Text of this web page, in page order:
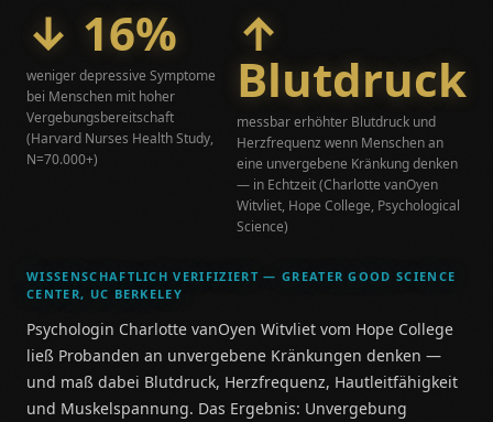
↓ 16%
weniger depressive Symptome
bei Menschen mit hoher
Vergebungsbereitschaft
(Harvard Nurses Health Study,
N=70.000+)
↑
Blutdruck
messbar erhöhter Blutdruck und
Herzfrequenz wenn Menschen an
eine unvergebene Kränkung denken
— in Echtzeit (Charlotte vanOyen
Witvliet, Hope College, Psychological
Science)
WISSENSCHAFTLICH VERIFIZIERT — GREATER GOOD SCIENCE
CENTER, UC BERKELEY
Psychologin Charlotte vanOyen Witvliet vom Hope College
ließ Probanden an unvergebene Kränkungen denken —
und maß dabei Blutdruck, Herzfrequenz, Hautleitfähigkeit
und Muskelspannung. Das Ergebnis: Unvergebung